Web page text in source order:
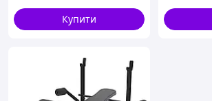
Купити